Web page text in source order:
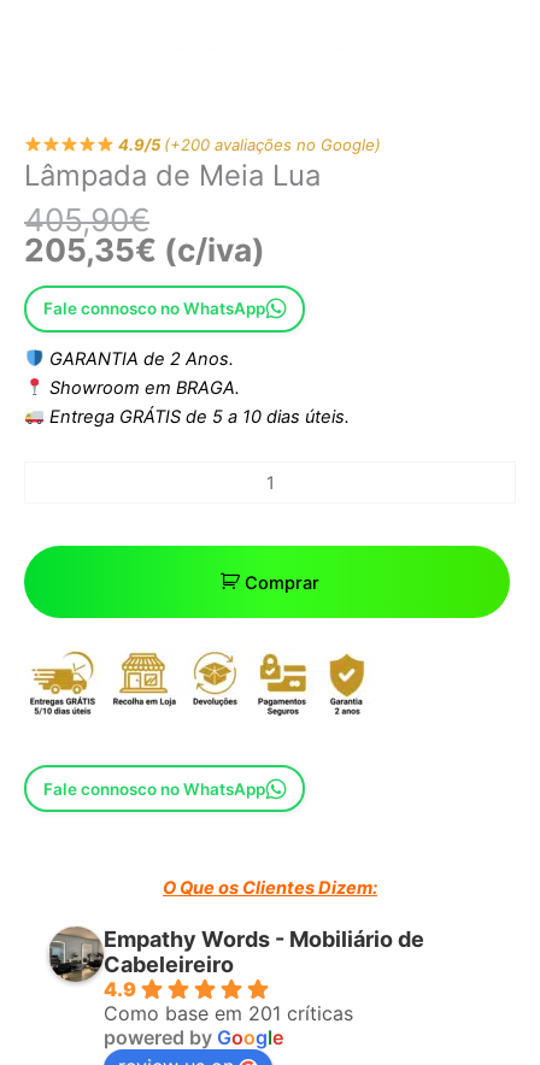
4.9/5(+200 avaliações no Google)
Lâmpada de Meia Lua
405,90€
205,35€ (c/iva)
Fale connosco no WhatsApp
GARANTIA de 2 Anos.
Showroom em BRAGA.
Entrega GRÁTIS de 5 a 10 dias úteis.
Comprar
Fale connosco no WhatsApp
O Que os Clientes Dizem:
Empathy Words - Mobiliário de
Cabeleireiro
4.9
Como base em 201 críticas
powered by Google